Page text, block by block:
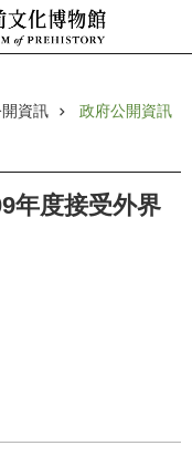
資訊 政府公開資訊
年度接受外界